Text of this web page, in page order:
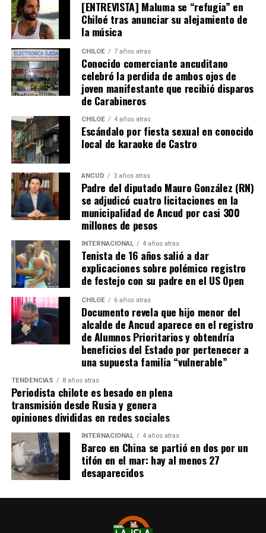
cuentan con una propuesta que entregarán al Gobierno
para ser ingresada a la Cámara de Diputados. El objetivo
es fortalecer a nivel nacional la dotación de personal
considerando un incremento de 500 nuevos
funcionarios y 125 oficiales para reforzar las policías
marítimas.
Al respecto, Bórquez valoró que su solicitud haya sido
escuchada, ya que se enmarca en la solicitud realizada y
que busca “resguardar las costas de nuestro país y sobre
todo de nuestra región, es muy necesario sobre todo
para controlar el narcotráfico en Quellón y el tráfico de
vehículos robados que están siendo ingresados en
nuestra isla, entre otros delitos que se suscitan al no
contar con el personal necesario que resguarde
nuestras costas”.
[ENTREVISTA] Maluma se “refugia” en
Chiloé tras anunciar su alejamiento de
la música
CHILOE 7 años atras
Conocido comerciante ancuditano
celebró la perdida de ambos ojos de
joven manifestante que recibió disparos
de Carabineros
CHILOE 4 años atras
Escándalo por fiesta sexual en conocido
local de karaoke de Castro
ANCUD 3 años atras
Padre del diputado Mauro González (RN)
se adjudicó cuatro licitaciones en la
municipalidad de Ancud por casi 300
millones de pesos
INTERNACIONAL 4 años atras
Tenista de 16 años salió a dar
explicaciones sobre polémico registro
de festejo con su padre en el US Open
CHILOE 6 años atras
Documento revela que hijo menor del
alcalde de Ancud aparece en el registro
de Alumnos Prioritarios y obtendría
beneficios del Estado por pertenecer a
una supuesta familia “vulnerable”
TENDENCIAS 8 años atras
Periodista chilote es besado en plena
transmisión desde Rusia y genera
opiniones divididas en redes sociales
INTERNACIONAL 4 años atras
Barco en China se partió en dos por un
tifón en el mar: hay al menos 27
desaparecidos